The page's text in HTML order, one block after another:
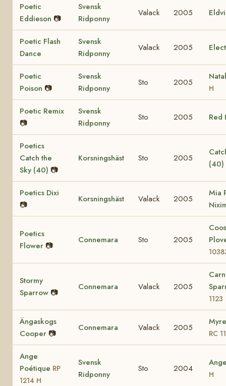
Poetic
Eddieson 📷
Svensk
Ridponny
Valack 2005
Poetic Flash
Dance
Svensk
Ridponny
Valack 2005
Poetic
Poison 📷
Svensk
Ridponny
Sto 2005
H
Poetic Remix
📷
Svensk
Ridponny
Sto 2005 Red
Poetics
Catch the
Sky (40) 📷
Korsningshäst Sto 2005
(40)
Poetics Dixi
📷
Korsningshäst Valack 2005
Mia
Poetics
Flower 📷
Connemara Sto 2005
Stormy
Sparrow 📷
Connemara Valack 2005
1123
Ängaskogs
Cooper 📷
Connemara Valack 2005
RC
Ange
Poétique RP
1214 H
Svensk
Ridponny
Sto 2004
H